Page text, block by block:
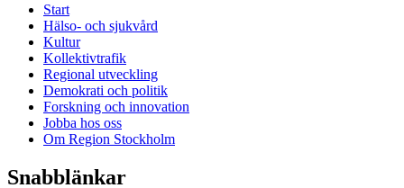
Start
Hälso- och sjukvård
Kultur
Kollektivtrafik
Regional utveckling
Demokrati och politik
Forskning och innovation
Jobba hos oss
Om Region Stockholm
Snabblänkar